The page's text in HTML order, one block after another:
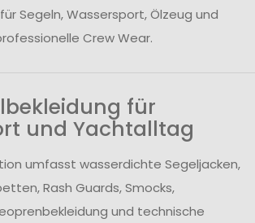
Segeln, Wassersport, Ölzeug und
Crew Wear.
für
und Yachtalltag
umfasst wasserdichte Segeljacken,
Rash Guards, Smocks,
und technische